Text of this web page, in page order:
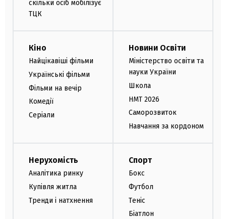
скільки осіб мобілізує
ТЦК
Кіно
Найцікавіші фільми
Українські фільми
Фільми на вечір
Комедії
Серіали
Новини Освіти
Міністерство освіти та
науки України
Школа
НМТ 2026
Саморозвиток
Навчання за кордоном
Нерухомість
Аналітика ринку
Купівля житла
Тренди і натхнення
Спорт
Бокс
Футбол
Теніс
Біатлон